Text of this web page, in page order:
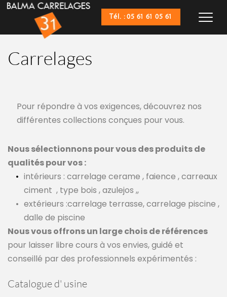
Tél. : 05 61 61 05 61
Carrelages
Pour répondre à vos exigences, découvrez nos
différentes collections conçues pour vous.
Nous sélectionnons pour vous des produits de
qualités pour vos :
intérieurs : carrelage cerame , faience , carreaux
ciment , type bois , azulejos ,,
extérieurs :carrelage terrasse, carrelage piscine ,
dalle de piscine
Nous vous offrons un large chois de références
pour laisser libre cours à vos envies, guidé et
conseillé par des professionnels expérimentés :
Catalogue d' usine